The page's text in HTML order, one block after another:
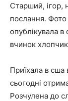
Старший, ігор,
послання. Фото
опублікувала
вчинок
Приїхала в сша
сьогодні
Розчулена до